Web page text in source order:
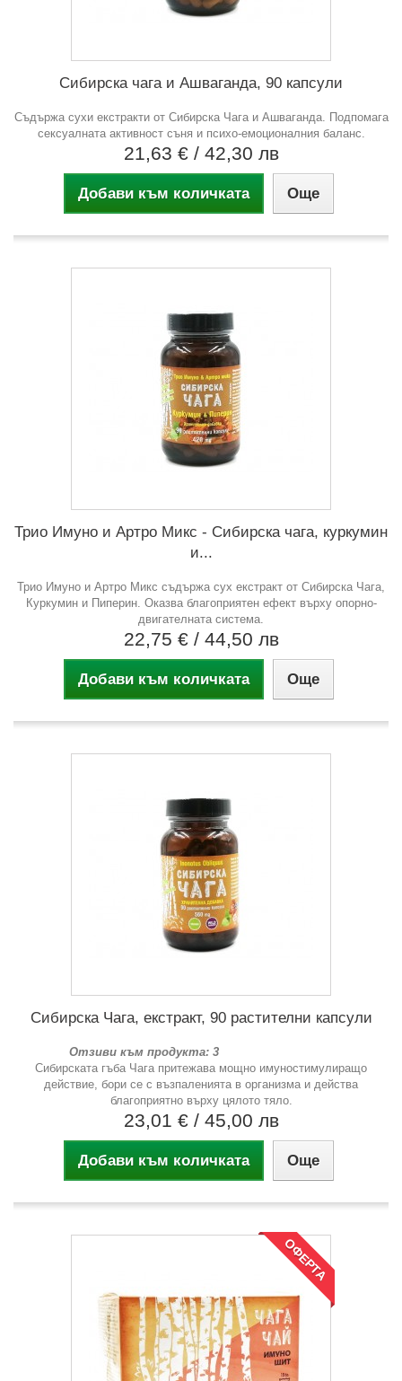
Сибирска чага и Ашваганда, 90 капсули
Съдържа сухи екстракти от Сибирска Чага и Ашваганда. Подпомага
сексуалната активност съня и психо-емоционалния баланс.
21,63 € / 42,30 лв
Добави към количката Още
Трио Имуно и Артро Микс - Сибирска чага, куркумин
и...
Трио Имуно и Артро Микс съдържа сух екстракт от Сибирска Чага,
Куркумин и Пиперин. Оказва благоприятен ефект върху опорно-
двигателната система.
22,75 € / 44,50 лв
Добави към количката Още
Сибирска Чага, екстракт, 90 растителни капсули
Отзиви към продукта: 3
Сибирската гъба Чага притежава мощно имуностимулиращо
действие, бори се с възпаленията в организма и действа
благоприятно върху цялото тяло.
23,01 € / 45,00 лв
Добави към количката Още
ОФЕРТА